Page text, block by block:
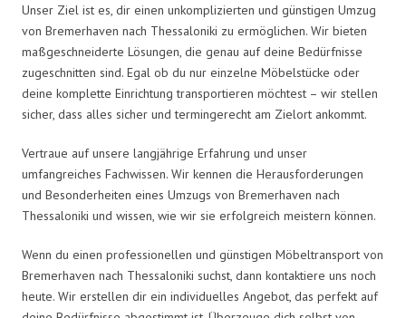
Unser Ziel ist es, dir einen unkomplizierten und günstigen Umzug
von Bremerhaven nach Thessaloniki zu ermöglichen. Wir bieten
maßgeschneiderte Lösungen, die genau auf deine Bedürfnisse
zugeschnitten sind. Egal ob du nur einzelne Möbelstücke oder
deine komplette Einrichtung transportieren möchtest – wir stellen
sicher, dass alles sicher und termingerecht am Zielort ankommt.
Vertraue auf unsere langjährige Erfahrung und unser
umfangreiches Fachwissen. Wir kennen die Herausforderungen
und Besonderheiten eines Umzugs von Bremerhaven nach
Thessaloniki und wissen, wie wir sie erfolgreich meistern können.
Wenn du einen professionellen und günstigen Möbeltransport von
Bremerhaven nach Thessaloniki suchst, dann kontaktiere uns noch
heute. Wir erstellen dir ein individuelles Angebot, das perfekt auf